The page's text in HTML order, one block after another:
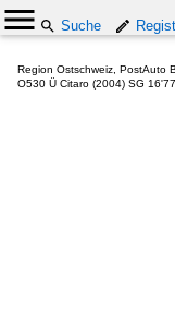
Suche
Region Ostschweiz, PostAuto
O530 Ü Citaro (2004) SG